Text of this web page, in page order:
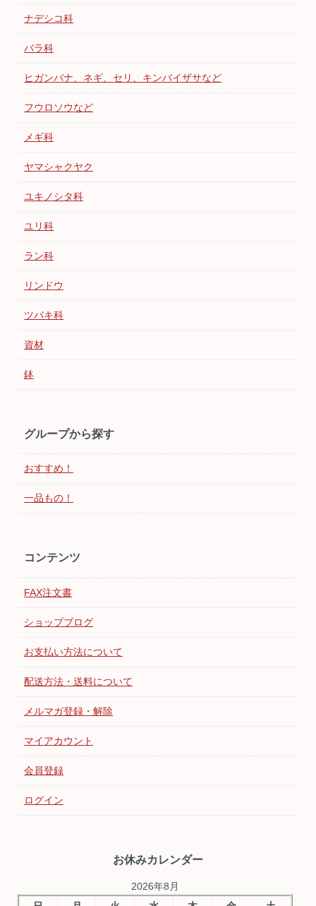
ナデシコ科
バラ科
ヒガンバナ、ネギ、セリ、キンバイザサなど
フウロソウなど
メギ科
ヤマシャクヤク
ユキノシタ科
ユリ科
ラン科
リンドウ
ツバキ科
資材
鉢
グループから探す
おすすめ！
一品もの！
コンテンツ
FAX注文書
ショップブログ
お支払い方法について
配送方法・送料について
メルマガ登録・解除
マイアカウント
会員登録
ログイン
お休みカレンダー
2026年8月